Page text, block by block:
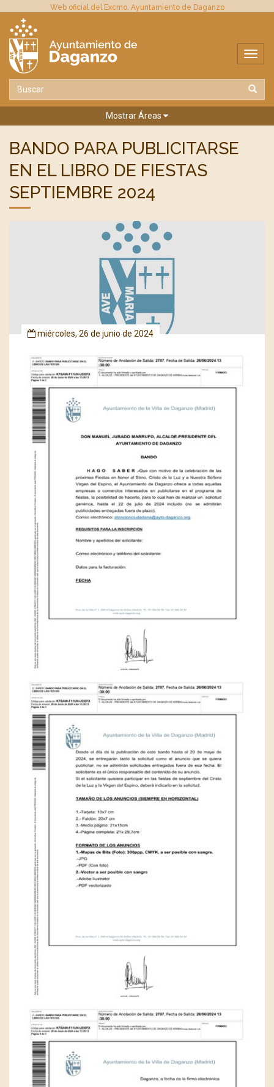
Web oficial del Excmo. Ayuntamiento de Daganzo
Mostrar Áreas
BANDO PARA PUBLICITARSE
EN EL LIBRO DE FIESTAS
SEPTIEMBRE 2024
miércoles, 26 de junio de 2024